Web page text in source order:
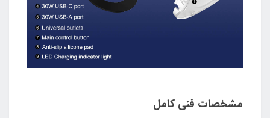
مشخصات فنی کامل